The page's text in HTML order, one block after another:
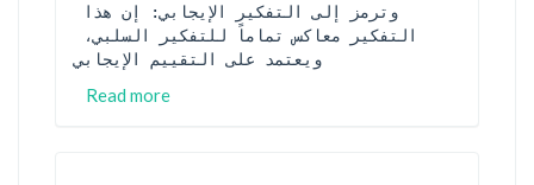
ويعتمد على التقييم الإيجابي
Read more